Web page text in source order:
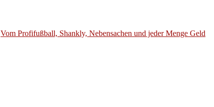
Vom Profifußball, Shankly, Nebensachen und jeder Menge Geld